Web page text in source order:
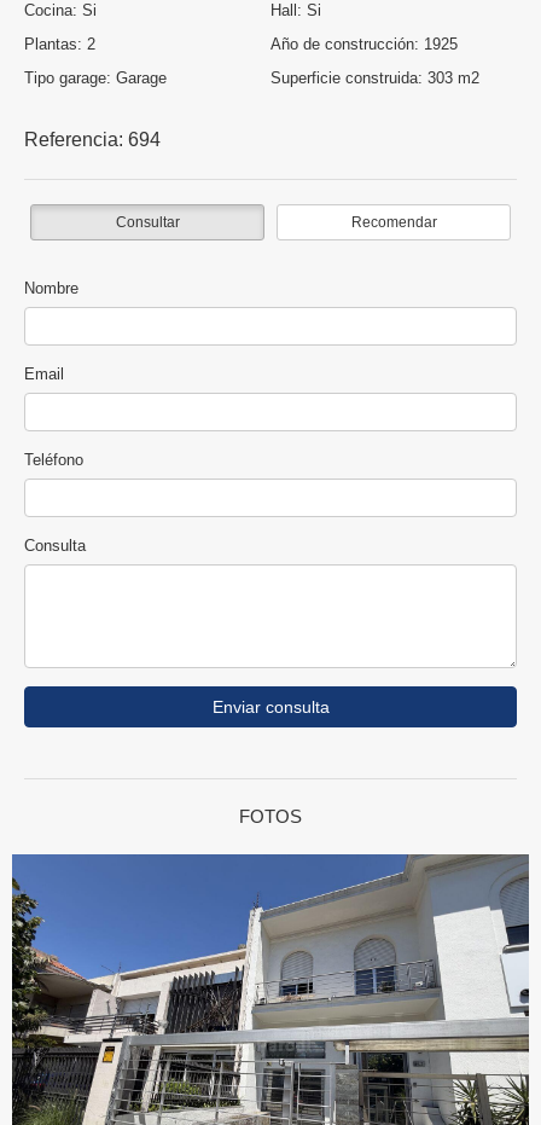
Cocina: Si Hall: Si
Plantas: 2 Año de construcción: 1925
Tipo garage: Garage Superficie construida: 303 m2
Referencia: 694
Consultar Recomendar
Nombre
Email
Teléfono
Consulta
Enviar consulta
FOTOS